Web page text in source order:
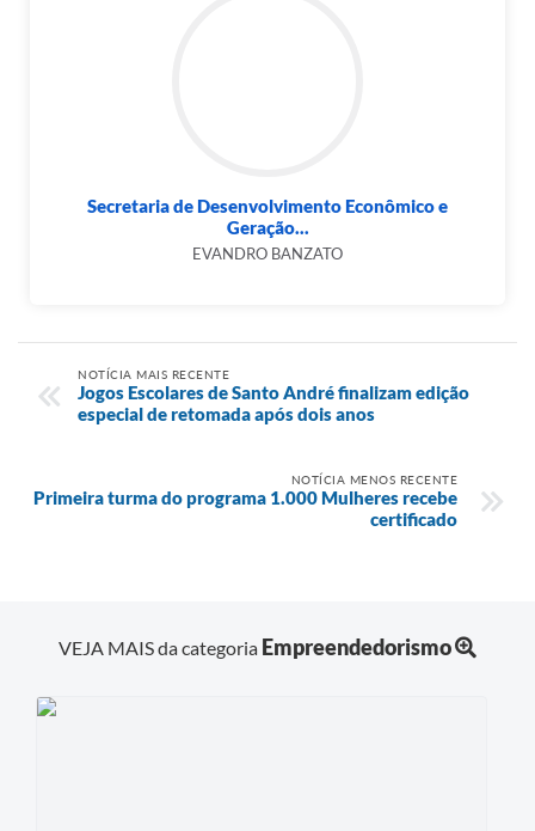
Secretaria de Desenvolvimento Econômico e
Geração...
EVANDRO BANZATO
NOTÍCIA MAIS RECENTE
Jogos Escolares de Santo André finalizam edição
especial de retomada após dois anos
NOTÍCIA MENOS RECENTE
Primeira turma do programa 1.000 Mulheres recebe
certificado
VEJA MAIS da categoria Empreendedorismo